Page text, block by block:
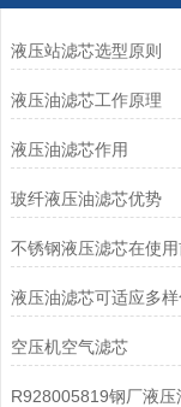
液压站滤芯选型原则
液压油滤芯工作原理
液压油滤芯作用
玻纤液压油滤芯优势
液压油滤芯可适应多
空压机空气滤芯
R928005819钢厂液压